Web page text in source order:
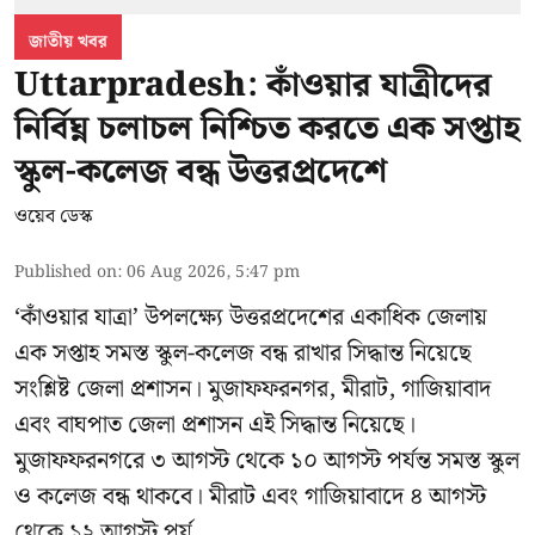
জাতীয় খবর
Uttarpradesh: কাঁওয়ার যাত্রীদের
নির্বিঘ্ন চলাচল নিশ্চিত করতে এক সপ্তাহ
স্কুল-কলেজ বন্ধ উত্তরপ্রদেশে
ওয়েব ডেস্ক
Published on:06 Aug 2026, 5:47 pm
‘কাঁওয়ার যাত্রা’উপলক্ষ্যে উত্তরপ্রদেশের একাধিক জেলায়
এক সপ্তাহ সমস্ত স্কুল-কলেজ বন্ধ রাখার সিদ্ধান্ত নিয়েছে
সংশ্লিষ্ট জেলা প্রশাসন। মুজাফফরনগর, মীরাট, গাজিয়াবাদ
এবং বাঘপাত জেলা প্রশাসন এই সিদ্ধান্ত নিয়েছে।
মুজাফফরনগরে ৩ আগস্ট থেকে ১০ আগস্ট পর্যন্ত সমস্ত স্কুল
ও কলেজ বন্ধ থাকবে। মীরাট এবং গাজিয়াবাদে ৪ আগস্ট